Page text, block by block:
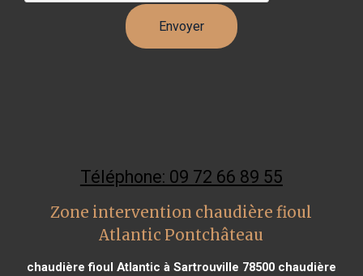
Téléphone: 09 72 66 89 55
Zone intervention chaudière fioul
Atlantic Pontchâteau
chaudière fioul Atlantic à Sartrouville 78500chaudière